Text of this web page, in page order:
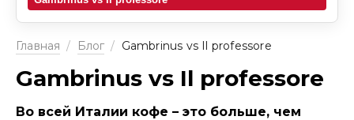
Главная / Блог / Gambrinus vs Il professore
Gambrinus vs Il professore
Во всей Италии кофе – это больше, чем